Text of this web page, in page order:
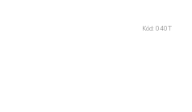
Kód: 040T